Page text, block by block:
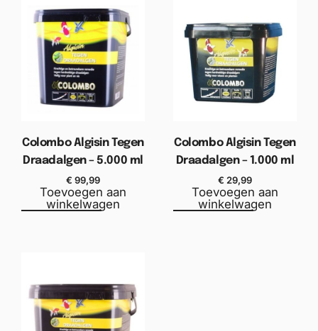
Colombo Algisin Tegen
Draadalgen – 5.000 ml
€ 99,99
Toevoegen aan
winkelwagen
Colombo Algisin Tegen
Draadalgen – 1.000 ml
€ 29,99
Toevoegen aan
winkelwagen